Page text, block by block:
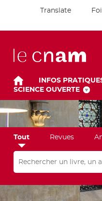
Translate
INFOS
SCIENCE OUVERTE
Tout Revues
Rechercher dans "Tout"